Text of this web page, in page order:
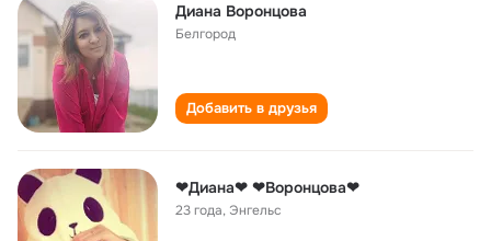
Диана Воронцова
Белгород
Добавить в друзья
❤Диана❤ ❤Воронцова❤
23 года, Энгельс